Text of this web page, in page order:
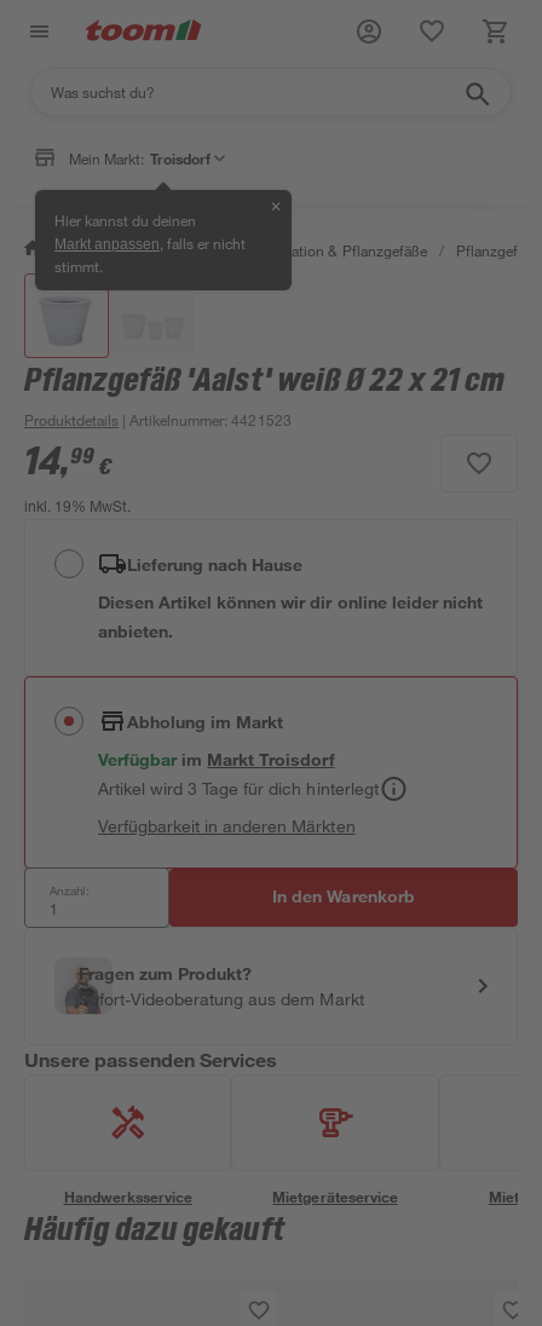
Mein Markt: Troisdorf
Hier kannst du deinen
Markt anpassen , falls er nicht
stimmt.
✕
/ Garten & Freizeit / Gartendekoration & Pflanzgefäße /
Pflanzgefäß 'Aalst' weiß Ø 22 x 21 cm
Produktdetails | Artikelnummer:4421523
14,99 €
inkl. 19% MwSt.
Lieferung nach Hause
Diesen Artikel können wir dir online leider nicht
anbieten.
Abholung im Markt
Verfügbar im MarktTroisdorf
Artikel wird 3 Tage für dich hinterlegt
Verfügbarkeit in anderen Märkten
Anzahl: In den Warenkorb
Fragen zum Produkt?
Sofort-Videoberatung aus dem Markt
Unsere passenden Services
Handwerksservice Mietgeräteservice
Häufig dazu gekauft